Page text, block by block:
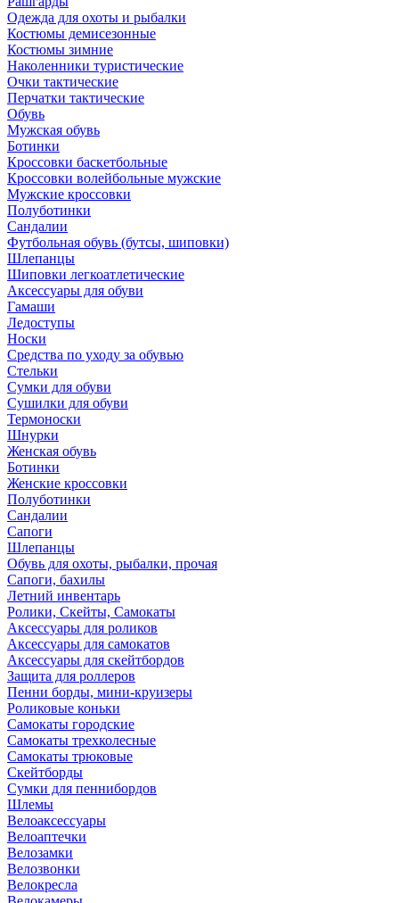
Одежда для охоты и рыбалки
Костюмы демисезонные
Костюмы зимние
Наколенники туристические
Очки тактические
Перчатки тактические
Обувь
Мужская обувь
Ботинки
Кроссовки баскетбольные
Кроссовки волейбольные мужские
Мужские кроссовки
Полуботинки
Сандалии
Футбольная обувь (бутсы, шиповки)
Шлепанцы
Шиповки легкоатлетические
Аксессуары для обуви
Гамаши
Ледоступы
Носки
Средства по уходу за обувью
Стельки
Сумки для обуви
Сушилки для обуви
Термоноски
Шнурки
Женская обувь
Ботинки
Женские кроссовки
Полуботинки
Сандалии
Сапоги
Шлепанцы
Обувь для охоты, рыбалки, прочая
Сапоги, бахилы
Летний инвентарь
Ролики, Скейты, Самокаты
Аксессуары для роликов
Аксессуары для самокатов
Аксессуары для скейтбордов
Защита для роллеров
Пенни борды, мини-круизеры
Роликовые коньки
Самокаты городские
Самокаты трехколесные
Самокаты трюковые
Скейтборды
Сумки для пеннибордов
Шлемы
Велоаксессуары
Велоаптечки
Велозамки
Велозвонки
Велокресла